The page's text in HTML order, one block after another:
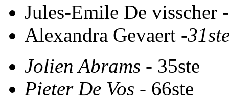
Jules-Emile De visscher -
Alexandra Gevaert -
Jolien Abrams - 35ste
Pieter De Vos - 66ste